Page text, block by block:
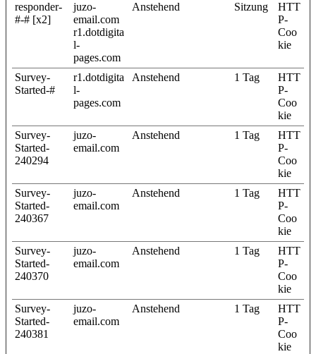
responder-
#-# [x2]
juzo-
email.com
r1.dotdigita
l-
pages.com
Anstehend Sitzung
HTT
P-
Coo
kie
Survey-
Started-#
r1.dotdigita
l-
pages.com
Anstehend 1 Tag
HTT
P-
Coo
kie
Survey-
Started-
240294
juzo-
email.com
Anstehend 1 Tag
HTT
P-
Coo
kie
Survey-
Started-
240367
juzo-
email.com
Anstehend 1 Tag
HTT
P-
Coo
kie
Survey-
Started-
240370
juzo-
email.com
Anstehend 1 Tag
HTT
P-
Coo
kie
Survey-
Started-
240381
juzo-
email.com
Anstehend 1 Tag
HTT
P-
Coo
kie